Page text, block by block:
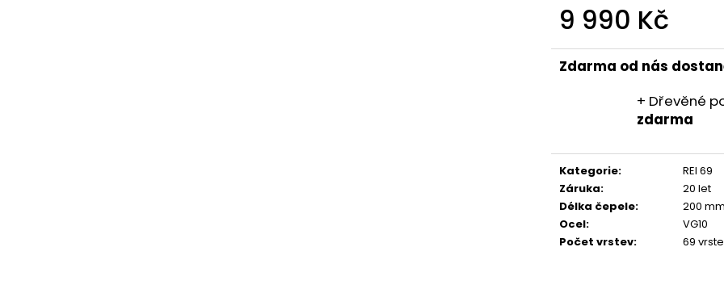
9 990 Kč
cena:
Zdarma od nás
+ Dřevěné
zdarma
Kategorie:
REI 69
Záruka:
20 let
Délka čepele:
200
Ocel:
VG10
Počet vrstev: 69